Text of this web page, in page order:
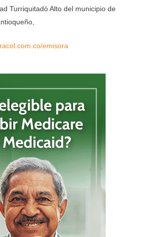
Turriquitadó Alto del municipio de
emisora